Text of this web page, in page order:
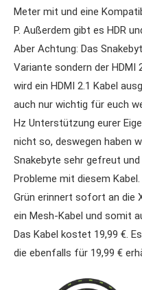
Meter mit und eine
P. Außerdem gibt es HDR
Aber Achtung: Das
Variante sondern der HDMI
wird ein HDMI 2.1 Kabel
auch nur wichtig für euch
Hz Unterstützung eurer
nicht so, deswegen haben
Snakebyte sehr gefreut
Probleme mit diesem
Grün erinnert sofort an die
ein Mesh-Kabel und somit
Das Kabel kostet 19,99 €.
die ebenfalls für 19,99 €